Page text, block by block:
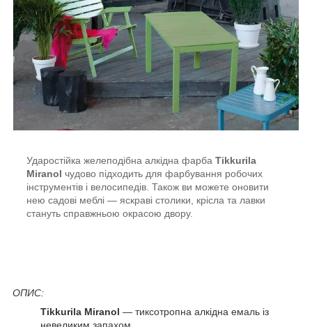
Ударостійка желеподібна алкідна фарба Tikkurila
Miranol чудово підходить для фарбування робочих
інструментів і велосипедів. Також ви можете оновити
нею садові меблі — яскраві столики, крісла та лавки
стануть справжньою окрасою двору.
ОПИС:
Tikkurila Miranol — тиксотропна алкідна емаль із